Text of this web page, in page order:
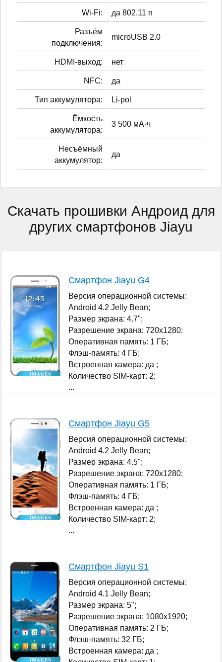
Wi-Fi: да 802.11 n
Разъём
подключения:
microUSB 2.0
HDMI-выход: нет
NFC: да
Тип аккумулятора: Li-pol
Ёмкость
аккумулятора:
3 500 мА·ч
Несъёмный
аккумулятор:
да
Скачать прошивки Андроид для
других смартфонов Jiayu
Смартфон Jiayu G4
Версия операционной системы:
Android 4.2 Jelly Bean;
Размер экрана: 4.7";
Разрешение экрана: 720x1280;
Оперативная память: 1 ГБ;
Флэш-память: 4 ГБ;
Встроенная камера: да ;
Количество SIM-карт: 2;
...
Смартфон Jiayu G5
Версия операционной системы:
Android 4.2 Jelly Bean;
Размер экрана: 4.5";
Разрешение экрана: 720x1280;
Оперативная память: 1 ГБ;
Флэш-память: 4 ГБ;
Встроенная камера: да ;
Количество SIM-карт: 2;
...
Смартфон Jiayu S1
Версия операционной системы:
Android 4.1 Jelly Bean;
Размер экрана: 5";
Разрешение экрана: 1080x1920;
Оперативная память: 2 ГБ;
Флэш-память: 32 ГБ;
Встроенная камера: да ;